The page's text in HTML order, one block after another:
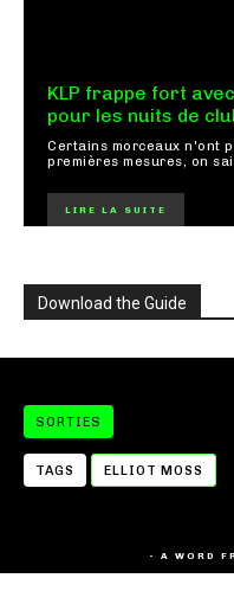
KLP frappe fort
pour les nuits de
Certains morceaux n'ont
premières mesures, on
LIRE LA SUITE
Download the Guide
SORTIES
TAGS ELLIOT MOSS
- A WORD